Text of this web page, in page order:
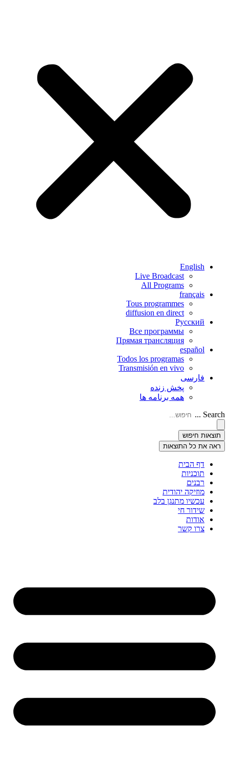
English
Live Broadcast
All Programs
français
Tous programmes
diffusion en direct
Русский
Все программы
Прямая трансляция
español
Todos los programas
Transmisión en vivo
فارسی
پخش زنده
همه برنامه ها
Search ...
תוצאות חיפוש
ראה את כל התוצאות
דף הבית
תוכניות
רבנים
מוזיקה יהודית
עכשיו מתנגן בלב
שידור חי
אודות
צרו קשר